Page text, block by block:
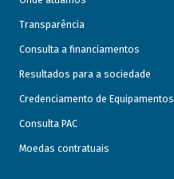
Transparência
Consulta a financiamentos
Resultados para a sociedade
Credenciamento de Equipamentos
Consulta PAC
Moedas contratuais